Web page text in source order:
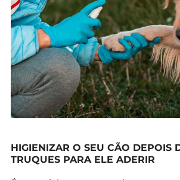
HIGIENIZAR O SEU CÃO DEPOIS
TRUQUES PARA ELE ADERIR